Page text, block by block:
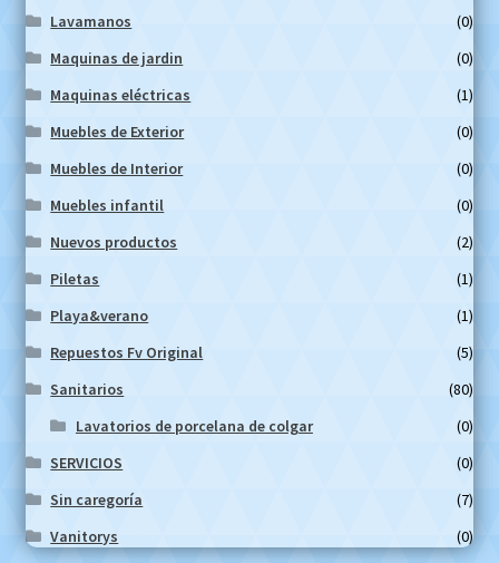
Lavamanos
(0)
Maquinas de jardin
(0)
Maquinas eléctricas
(1)
Muebles de Exterior
(0)
Muebles de Interior
(0)
Muebles infantil
(0)
Nuevos productos
(2)
Piletas
(1)
Playa&verano
(1)
Repuestos Fv Original
(5)
Sanitarios
(80)
Lavatorios de porcelana de colgar
(0)
SERVICIOS
(0)
Sin caregoría
(7)
Vanitorys
(0)